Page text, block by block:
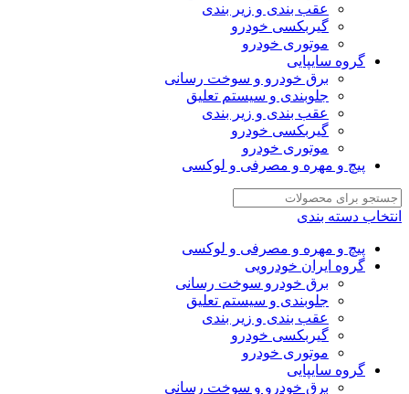
عقب بندی و زیر بندی
گیربکسی خودرو
موتوری خودرو
گروه سایپایی
برق خودرو و سوخت رسانی
جلوبندی و سیستم تعلیق
عقب بندی و زیر بندی
گیربکسی خودرو
موتوری خودرو
پیچ و مهره و مصرفی و لوکسی
انتخاب دسته بندی
پیچ و مهره و مصرفی و لوکسی
گروه ایران خودرویی
برق خودرو سوخت رسانی
جلوبندی و سیستم تعلیق
عقب بندی و زیر بندی
گیربکسی خودرو
موتوری خودرو
گروه سایپایی
برق خودرو و سوخت رسانی